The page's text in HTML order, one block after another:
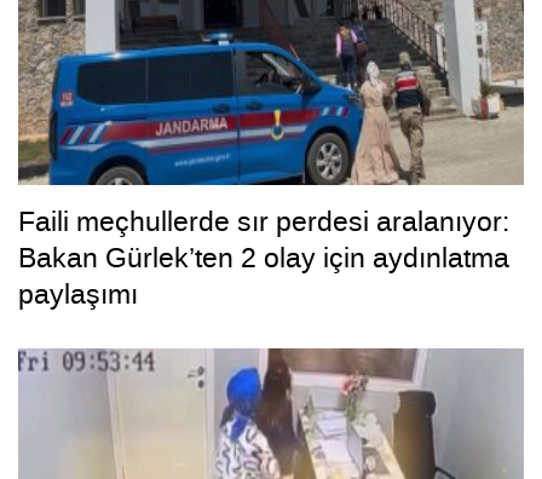
Faili meçhullerde sır perdesi aralanıyor:
Bakan Gürlek’ten 2 olay için aydınlatma
paylaşımı